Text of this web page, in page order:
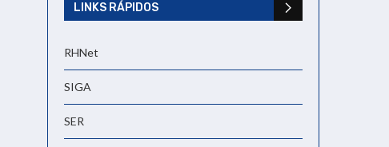
LINKS RÁPIDOS
RHNet
SIGA
SER